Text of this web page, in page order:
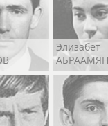
Элизабет
АБРААМЯН